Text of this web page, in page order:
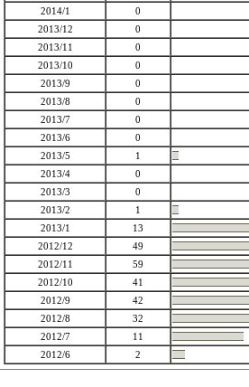
2014/1
0
2013/12
0
2013/11
0
2013/10
0
2013/9
0
2013/8
0
2013/7
0
2013/6
0
2013/5
1
2013/4
0
2013/3
0
2013/2
1
2013/1
13
2012/12
49
2012/11
59
2012/10
41
2012/9
42
2012/8
32
2012/7
11
2012/6
2